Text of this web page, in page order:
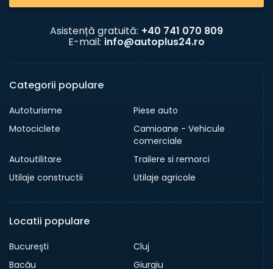
Asistență gratuită: +40 741 070 809
E-mail: info@autoplus24.ro
Categorii populare
Autoturisme
Piese auto
Motociclete
Camioane - Vehicule
comerciale
Autoutilitare
Trailere si remorci
Utilaje constructii
Utilaje agricole
Locatii populare
Bucureşti
Cluj
Bacău
Giurgiu